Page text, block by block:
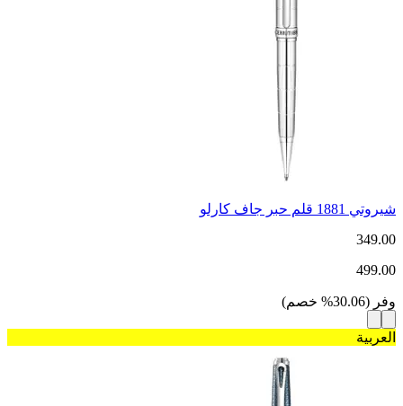
شيروتي 1881 قلم حبر جاف كارلو
349.00
499.00
وفر (
30.06
% خصم)
العربية